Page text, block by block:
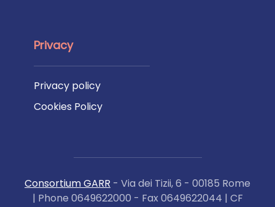
Privacy
Privacy policy
Cookies Policy
Consortium GARR - Via dei Tizii, 6 - 00185 Rome
| Phone 0649622000 - Fax 0649622044 | CF